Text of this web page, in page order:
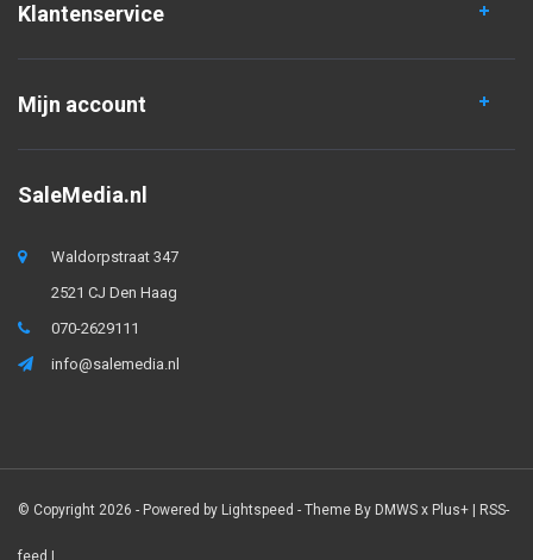
Klantenservice
Mijn account
SaleMedia.nl
Waldorpstraat 347
2521 CJ Den Haag
070-2629111
info@salemedia.nl
© Copyright 2026 - Powered by Lightspeed - Theme By DMWS x Plus+ | RSS-
feed |